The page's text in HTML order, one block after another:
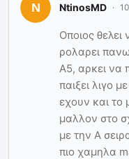
NtinosMD
Οποιος θελει
ρολαρει
Α5, αρκει να
παιξει λιγο
εχουν και το
μαλλον στο
με την Α
πιο χαμηλα